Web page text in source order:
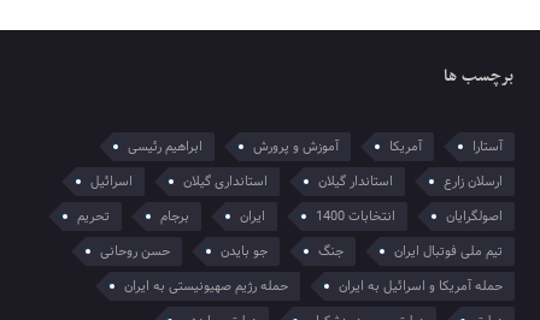
برچسب ها
آستارا آمریکا آموزش و پرورش
ابراهیم رئیسی
ارسلان زارع
استاندار گیلان استانداری گیلان
اسرائیل
اصولگرایان
انتخابات 1400 ایران برجام
تحریم
تیم ملی فوتبال ایران
جنگ جو بایدن
حسن روحانی
حمله آمریکا و اسرائیل به ایران
حمله رژیم صهیونیستی به ایران